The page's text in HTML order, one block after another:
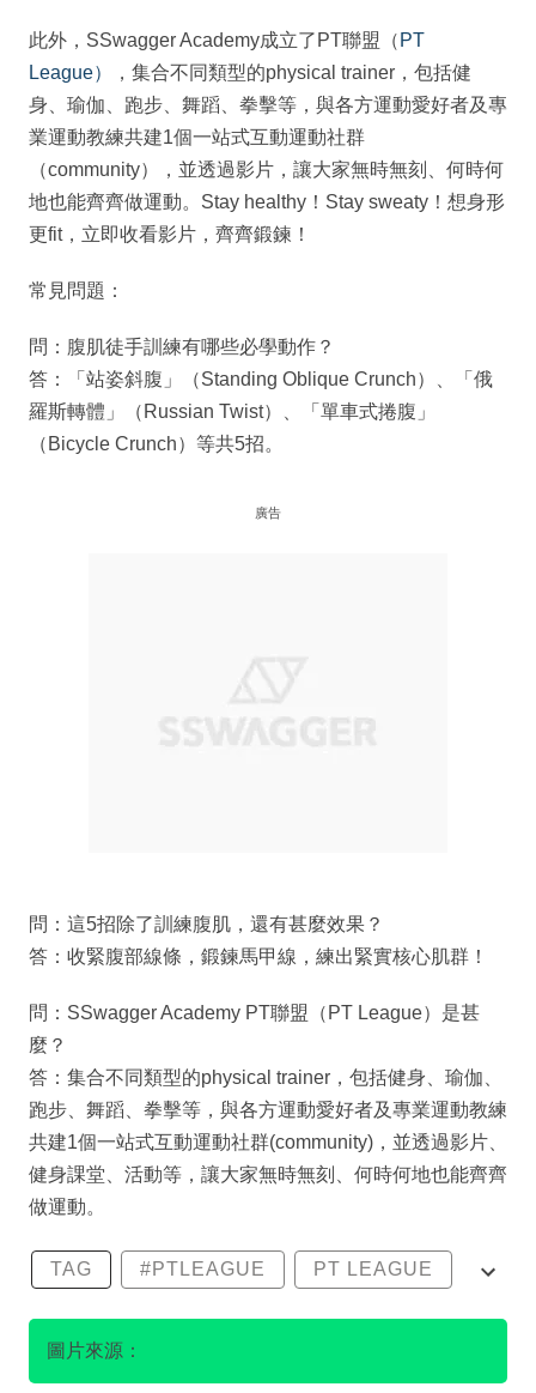
此外，SSwagger Academy成立了PT聯盟（ PT
League）
，集合不同類型的physical trainer，包括健
身、瑜伽、跑步、舞蹈、拳擊等，與各方運動愛好者及專
業運動教練共建1個一站式互動運動社群
（community），並透過影片，讓大家無時無刻、何時何
地也能齊齊做運動。Stay healthy！Stay sweaty！想身形
更fit，立即收看影片，齊齊鍛鍊！
常見問題：
問：腹肌徒手訓練有哪些必學動作？
答：「站姿斜腹」（Standing Oblique Crunch）、「俄
羅斯轉體」（Russian Twist）、「單車式捲腹」
（Bicycle Crunch）等共5招。
廣告
問：這5招除了訓練腹肌，還有甚麼效果？
答：收緊腹部線條，鍛鍊馬甲線，練出緊實核心肌群！
問：SSwagger Academy PT聯盟（PT League）是甚
麼？
答：集合不同類型的physical trainer，包括健身、瑜伽、
跑步、舞蹈、拳擊等，與各方運動愛好者及專業運動教練
共建1個一站式互動運動社群(community)，並透過影片、
健身課堂、活動等，讓大家無時無刻、何時何地也能齊齊
做運動。
TAG #PTLEAGUE PT LEAGUE
PT聯盟
腹肌
圖片來源：